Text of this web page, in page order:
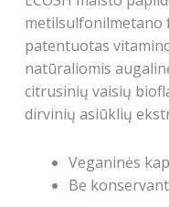
patentuotas
natūraliomis
citrusinių vaisių
dirvinių asiūklių
Veganinės
Be